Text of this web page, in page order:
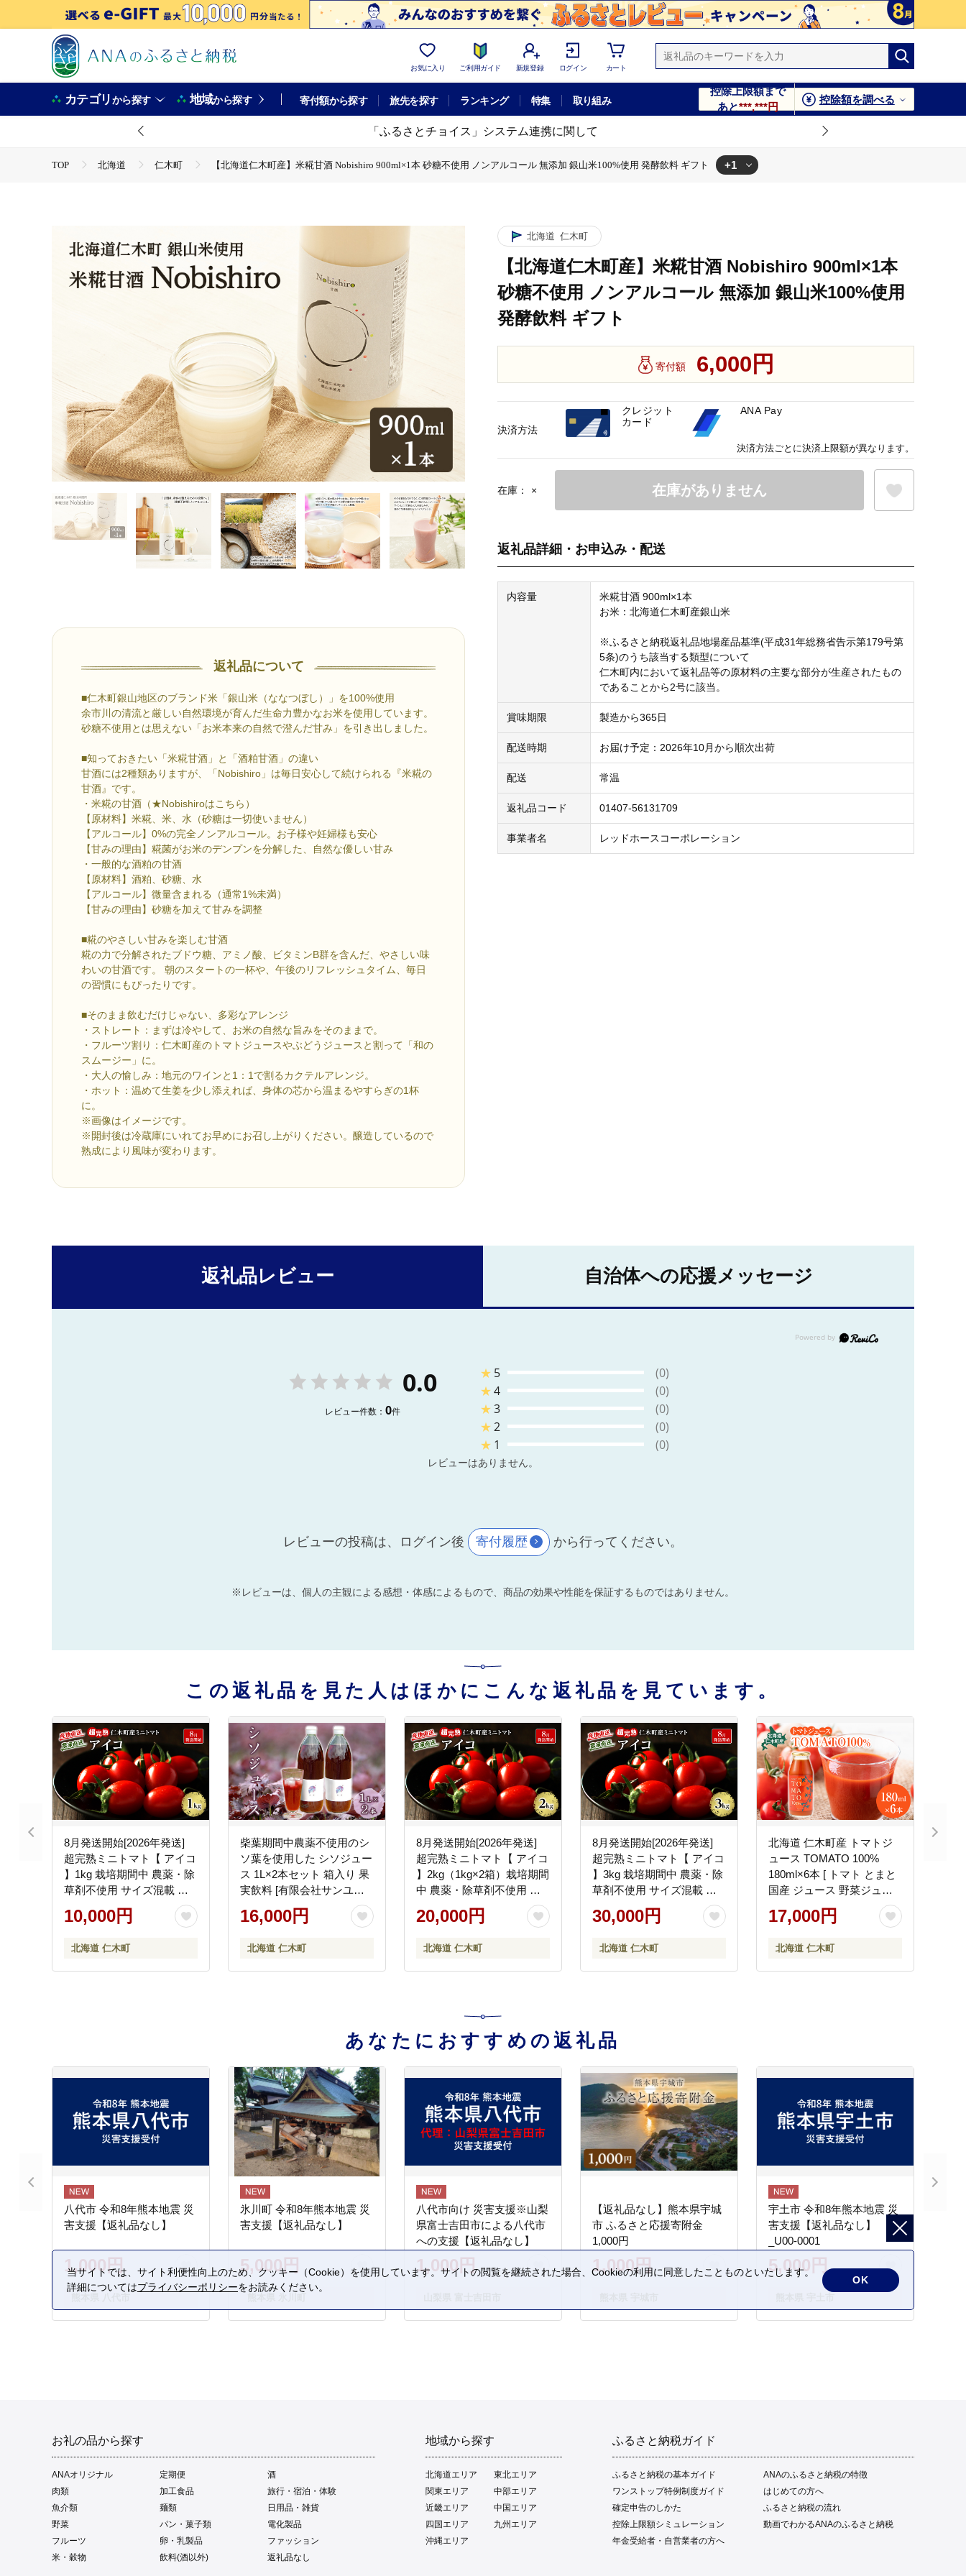
お気に入り ご利用ガイド 新規登録 ログイン カート
カテゴリから探す 地域から探す 寄付額から探す 旅先を探す ランキング 特集 取り組み
控除上限額まで
あと***,***円
控除額を調べる
「ふるさとチョイス」システム連携に関して
TOP 北海道 仁木町 【北海道仁木町産】米糀甘酒 Nobishiro 900ml×1本 砂糖不使用 ノンアルコール 無添加 銀山米100%使用 発酵飲料 ギフト +1
返礼品について
■仁木町銀山地区のブランド米「銀山米（ななつぼし）」を100%使用
余市川の清流と厳しい自然環境が育んだ生命力豊かなお米を使用しています。
砂糖不使用とは思えない「お米本来の自然で澄んだ甘み」を引き出しました。
■知っておきたい「米糀甘酒」と「酒粕甘酒」の違い
甘酒には2種類ありますが、「Nobishiro」は毎日安心して続けられる『米糀の
甘酒』です。
・米糀の甘酒（★Nobishiroはこちら）
【原材料】米糀、米、水（砂糖は一切使いません）
【アルコール】0%の完全ノンアルコール。お子様や妊婦様も安心
【甘みの理由】糀菌がお米のデンプンを分解した、自然な優しい甘み
・一般的な酒粕の甘酒
【原材料】酒粕、砂糖、水
【アルコール】微量含まれる（通常1%未満）
【甘みの理由】砂糖を加えて甘みを調整
■糀のやさしい甘みを楽しむ甘酒
糀の力で分解されたブドウ糖、アミノ酸、ビタミンB群を含んだ、やさしい味
わいの甘酒です。 朝のスタートの一杯や、午後のリフレッシュタイム、毎日
の習慣にもぴったりです。
■そのまま飲むだけじゃない、多彩なアレンジ
・ストレート：まずは冷やして、お米の自然な旨みをそのままで。
・フルーツ割り：仁木町産のトマトジュースやぶどうジュースと割って「和の
スムージー」に。
・大人の愉しみ：地元のワインと1：1で割るカクテルアレンジ。
・ホット：温めて生姜を少し添えれば、身体の芯から温まるやすらぎの1杯
に。
※画像はイメージです。
※開封後は冷蔵庫にいれてお早めにお召し上がりください。醸造しているので
熟成により風味が変わります。
北海道 仁木町
【北海道仁木町産】米糀甘酒 Nobishiro 900ml×1本
砂糖不使用 ノンアルコール 無添加 銀山米100%使用
発酵飲料 ギフト
寄付額 6,000円
在庫： × 在庫がありません
返礼品詳細・お申込み・配送
内容量
米糀甘酒 900ml×1本
お米：北海道仁木町産銀山米
※ふるさと納税返礼品地場産品基準(平成31年総務省告示第179号第
5条)のうち該当する類型について
仁木町内において返礼品等の原材料の主要な部分が生産されたもの
であることから2号に該当。
賞味期限 製造から365日
配送時期 お届け予定：2026年10月から順次出荷
配送 常温
返礼品コード 01407-56131709
事業者名 レッドホースコーポレーション
決済方法
クレジット
カード
ANA Pay
決済方法ごとに決済上限額が異なります。
返礼品レビュー 自治体への応援メッセージ
0.0
レビュー件数： 0件
★ 5
(0)
★4
(0)
★3
(0)
★2
(0)
★ 1 (0)
レビューはありません。
レビューの投稿は、ログイン後 寄付履歴 から行ってください。
※レビューは、個人の主観による感想・体感によるもので、商品の効果や性能を保証するものではありません。
この返礼品を見た人はほかにこんな返礼品を見ています。
8月発送開始[2026年発送]
超完熟ミニトマト【 アイコ
】1kg 栽培期間中 農薬・除
草剤不使用 サイズ混載 ト
マト ミニトマト 野菜 北海
道 仁木町 [アイコファーム]
10,000円
北海道 仁木町
柴葉期間中農薬不使用のシ
ソ葉を使用した シソジュー
ス 1L×2本セット 箱入り 果
実飲料 [有限会社サンユー
16,000円
北海道 仁木町
8月発送開始[2026年発送]
超完熟ミニトマト【 アイコ
】2kg（1kg×2箱）栽培期間
中 農薬・除草剤不使用 サ
イズ混載 トマト ミニトマ
ト 野菜 北海道 仁木町 [アイ
20,000円
北海道 仁木町
8月発送開始[2026年発送]
超完熟ミニトマト【 アイコ
】3kg 栽培期間中 農薬・除
草剤不使用 サイズ混載 ト
マト ミニトマト 野菜 北海
道 仁木町 [アイコファーム]
30,000円
北海道 仁木町
北海道 仁木町産 トマトジ
ュース TOMATO 100%
180ml×6本 [ トマト とまと
国産 ジュース 野菜ジュー
ス 贈答 ギフト箱 ストレー
ト ]
17,000円
北海道 仁木町
あなたにおすすめの返礼品
八代市 令和8年熊本地震 災
害支援【返礼品なし】
1,000円
氷川町 令和8年熊本地震 災
害支援【返礼品なし】
5,000円
八代市向け 災害支援※山梨
県富士吉田市による八代市
への支援【返礼品なし】
1,000円
【返礼品なし】熊本県宇城
市 ふるさと応援寄附金
1,000円
1,000円
宇土市 令和8年熊本地震 災
害支援【返礼品なし】
_U00-0001
5,000円
お礼の品から探す
ANAオリジナル 定期便
酒
肉類
加工食品
旅行・宿泊・体験
魚介類
麺類
日用品・雑貨
野菜
パン・菓子類
電化製品
フルーツ
卵・乳製品
ファッション
米・穀物
飲料(酒以外) 返礼品なし
地域から探す
北海道エリア
東北エリア
関東エリア
中部エリア
近畿エリア
中国エリア
四国エリア
九州エリア
沖縄エリア
ふるさと納税ガイド
ふるさと納税の基本ガイド
ANAのふるさと納税の特徴
ワンストップ特例制度ガイド
はじめての方へ
確定申告のしかた
ふるさと納税の流れ
控除上限額シミュレーション
動画でわかるANAのふるさと納税
年金受給者・自営業者の方へ
当サイトでは、サイト利便性向上のため、クッキー（Cookie）を使用しています。サイトの閲覧を継続された場合、Cookieの利用に同意したことものといたします。
詳細についてはプライバシーポリシーをお読みください。
OK